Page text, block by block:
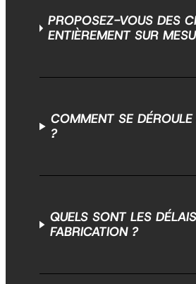
PROPOSEZ-VOUS DES
ENTIÈREMENT SUR
COMMENT SE
?
QUELS SONT LES
FABRICATION ?